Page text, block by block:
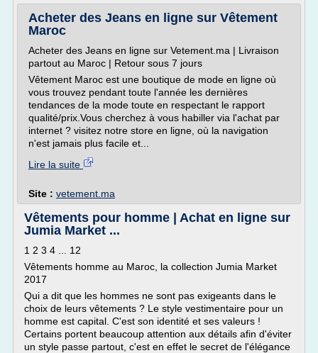
Acheter des Jeans en ligne sur Vêtement
Maroc
Acheter des Jeans en ligne sur Vetement.ma | Livraison
partout au Maroc | Retour sous 7 jours
Vêtement Maroc est une boutique de mode en ligne où
vous trouvez pendant toute l'année les dernières
tendances de la mode toute en respectant le rapport
qualité/prix.Vous cherchez à vous habiller via l'achat par
internet ? visitez notre store en ligne, où la navigation
n'est jamais plus facile et...
Lire la suite
Site : vetement.ma
Vêtements pour homme | Achat en ligne sur
Jumia Market ...
1 2 3 4 ... 12
Vêtements homme au Maroc, la collection Jumia Market
2017
Qui a dit que les hommes ne sont pas exigeants dans le
choix de leurs vêtements ? Le style vestimentaire pour un
homme est capital. C'est son identité et ses valeurs !
Certains portent beaucoup attention aux détails afin d'éviter
un style passe partout, c'est en effet le secret de l'élégance